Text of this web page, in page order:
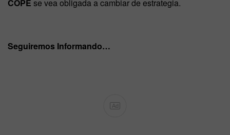
COPE se vea obligada a cambiar de estrategia.
Seguiremos Informando…
Ad